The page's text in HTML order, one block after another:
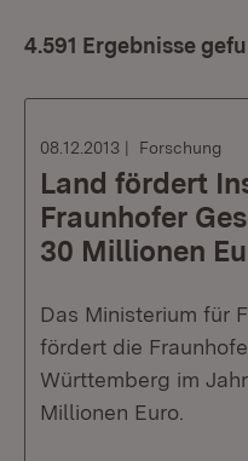
4.591 Ergebnisse
08.12.2013 Forschung
Land fördert
Fraunhofer
30 Millionen
Das Ministerium für
fördert die
Württemberg im
Millionen Euro.